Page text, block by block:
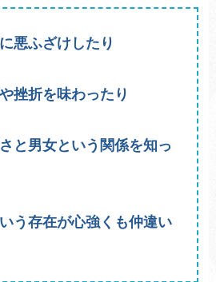
悪ふざけしたり
挫折を味わったり
と男女という関係を知っ
う存在が心強くも仲違い